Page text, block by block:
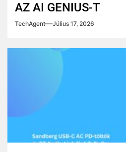
AZ AI GENIUS-T
TechAgent Július 17, 2026